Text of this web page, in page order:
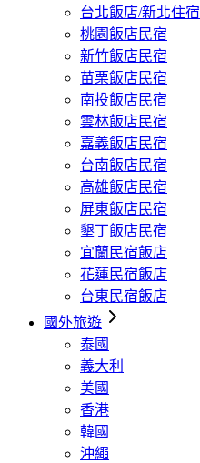
台北飯店/新北住宿
桃園飯店民宿
新竹飯店民宿
苗栗飯店民宿
南投飯店民宿
雲林飯店民宿
嘉義飯店民宿
台南飯店民宿
高雄飯店民宿
屏東飯店民宿
墾丁飯店民宿
宜蘭民宿飯店
花蓮民宿飯店
台東民宿飯店
國外旅遊
泰國
義大利
美國
香港
韓國
沖繩